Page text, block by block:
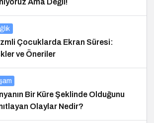
Çocuklarda Ekran Süresi:
ve Öneriler
Bir Küre Şeklinde Olduğunu
Olaylar Nedir?